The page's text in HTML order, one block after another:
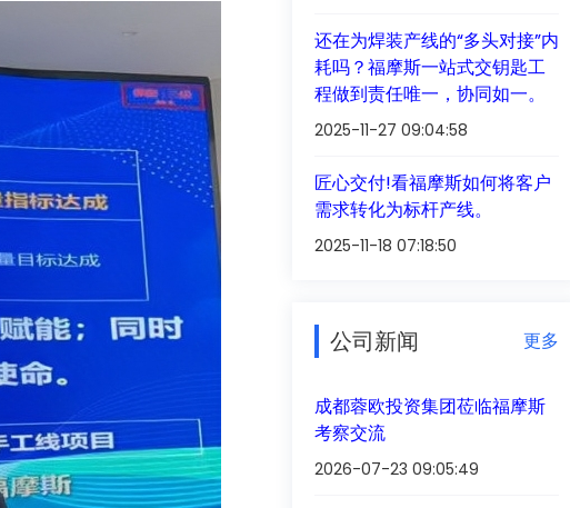
还在为焊装产线的“多头对接”内
耗吗？福摩斯一站式交钥匙工
程做到责任唯一，协同如一。
2025-11-27 09:04:58
匠心交付!看福摩斯如何将客户
需求转化为标杆产线。
2025-11-18 07:18:50
公司新闻 更多
成都蓉欧投资集团莅临福摩斯
考察交流
2026-07-23 09:05:49